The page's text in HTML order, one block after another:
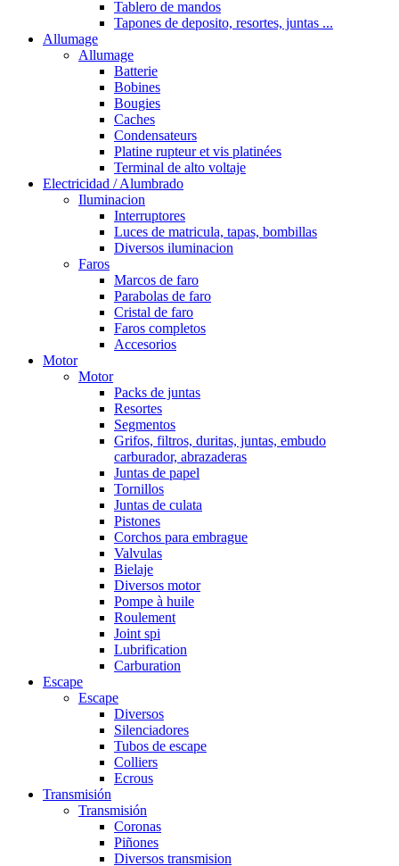
Tablero de mandos
Tapones de deposito, resortes, juntas ...
Allumage
Allumage
Batterie
Bobines
Bougies
Caches
Condensateurs
Platine rupteur et vis platinées
Terminal de alto voltaje
Electricidad / Alumbrado
Iluminacion
Interruptores
Luces de matricula, tapas, bombillas
Diversos iluminacion
Faros
Marcos de faro
Parabolas de faro
Cristal de faro
Faros completos
Accesorios
Motor
Motor
Packs de juntas
Resortes
Segmentos
Grifos, filtros, duritas, juntas, embudo
carburador, abrazaderas
Juntas de papel
Tornillos
Juntas de culata
Pistones
Corchos para embrague
Valvulas
Bielaje
Diversos motor
Pompe à huile
Roulement
Joint spi
Lubrification
Carburation
Escape
Escape
Diversos
Silenciadores
Tubos de escape
Colliers
Ecrous
Transmisión
Transmisión
Coronas
Piñones
Diversos transmision